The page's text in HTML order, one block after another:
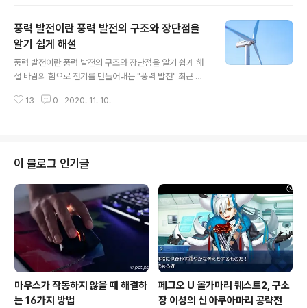
역사에 대해 설명하고 있습니다. 지열 발전은 화산과 자연
의 통풍구, 증기 구멍, 온천, 변질 바위 등의 '지열 지대'로
불리는 지역에서 실시합니다. 지열 지대에 깊이 몇 킬로미
터의 비교적 얕은 지점에 마그마가 쌓여있어 그 근처에 지
류층이 있습니다. 이 지하에 쌓인 수증기를 제거하고 터빈
풍력 발전이란 풍력 발전의 구조와 장단점을
알기 쉽게 해설
풍력 발전이란 풍력 발전의 구조와 장단점을 알기 쉽게 해
설 바람의 힘으로 전기를 만들어내는 "풍력 발전" 최근 환
발전은 어떤 구조로 발전되는 것 일까요? 장단점 등도 함께
의 설치 수가 증가하여 태양광에 이어 신 재생 에너지로 인
식이 높아지고 있습니다. 하지만 풍력 발전에 대해 자세히
아는 사람은 아직 많지 않습니다. 풍력 발전은 그 이름 그대
로 바람의 힘으로 전기를 일으키는 발전 방법 입니다. 우선,
풍력 발전의 구조와 역사에 대해 살펴 보도록합시다. 풍력
발전의 역사 풍력 ..
13 0 2020. 11. 10.
이 블로그 인기글
마우스가 작동하지 않을 때 해결하
는 16가지 방법
페그오 U 올가마리 퀘스트2, 구소
장 이성의 신 아쿠아마리 공략전